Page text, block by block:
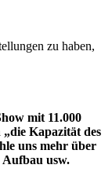
zu haben,
mit 11.000
Kapazität des
uns mehr über
Aufbau usw.